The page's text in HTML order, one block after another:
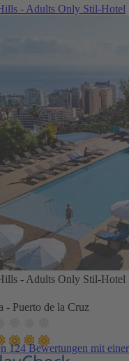
- Adults Only Stil-Hotel
- Adults Only Stil-Hotel
- Puerto de la Cruz
124 Bewertungen mit